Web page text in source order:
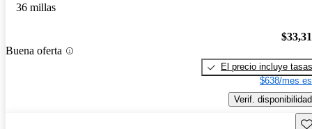
36 millas
Buena oferta
El precio incluye tasas
$638/mes
Verif. disponibilidad